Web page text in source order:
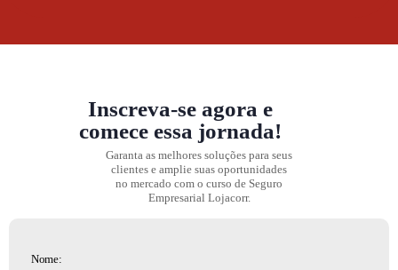
Inscreva-se agora e
comece essa jornada!
Garanta as melhores soluções para seus
clientes e amplie suas oportunidades
no mercado com o curso de Seguro
Empresarial Lojacorr.
Nome: